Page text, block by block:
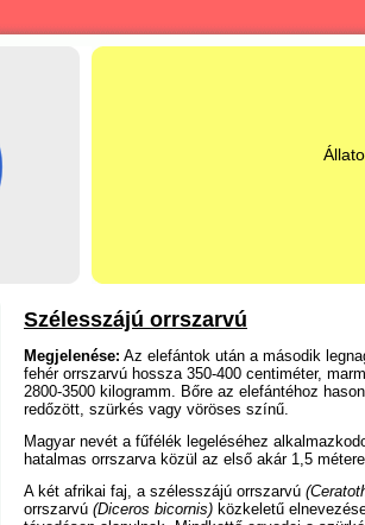
Szélesszájú orrszarvú
Megjelenése: Az elefántok után a második
fehér orrszarvú hossza 350-400 centiméter,
2800-3500 kilogramm. Bőre az elefántéhoz
redőzött, szürkés vagy vöröses színű.
Magyar nevét a fűfélék legeléséhez
hatalmas orrszarva közül az első akár 1,5
A két afrikai faj, a szélesszájú orrszarvú
orrszarvú (Diceros bicornis) közkeletű